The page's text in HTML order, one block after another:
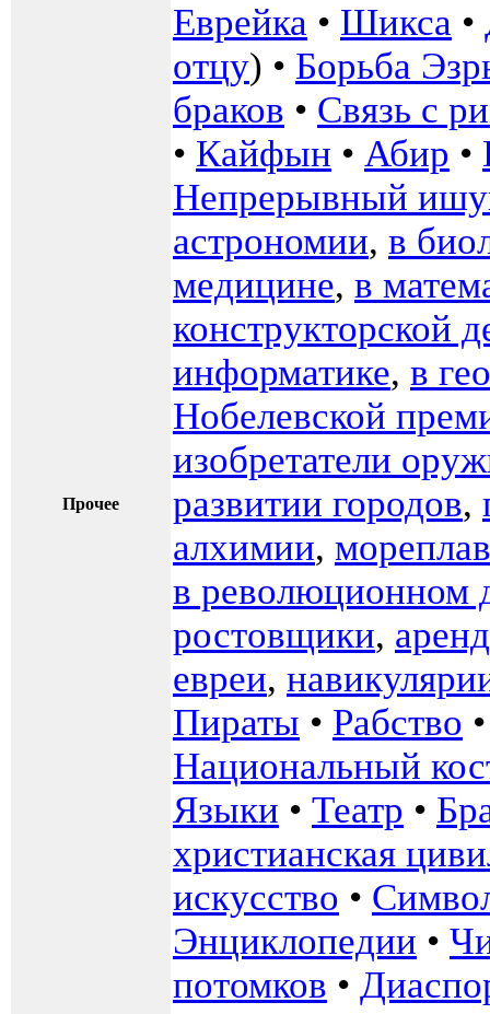
Прочее
Еврейка • Шикса •
отцу) • Борьба
браков • Связь с
• Кайфын • Абир •
Непрерывный
астрономии, в
медицине, в
конструкторской
информатике, в
Нобелевской
изобретатели
развитии городов,
алхимии,
в революционном
ростовщики,
евреи,
Пираты • Рабство
Национальный
Языки • Театр •
христианская
искусство •
Энциклопедии •
потомков •